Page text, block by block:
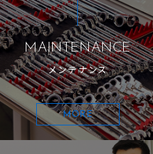
MAINTENANCE
メンテナンス
MORE